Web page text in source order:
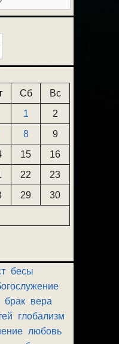
Сб
Вс
1
2
8
9
15
16
22
23
29
30
бесы
брак вера
глобализм
любовь